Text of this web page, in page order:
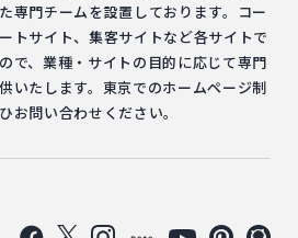
専門チームを設置しております。コー
トサイト、集客サイトなど各サイトで
で、業種・サイトの目的に応じて専門
いたします。東京でのホームページ制
お問い合わせください。